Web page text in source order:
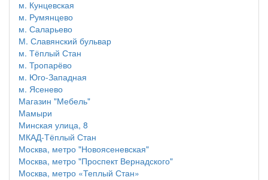
м. Кунцевская
м. Румянцево
м. Саларьево
М. Славянский бульвар
м. Тёплый Стан
м. Тропарёво
м. Юго-Западная
м. Ясенево
Магазин "Мебель"
Мамыри
Минская улица, 8
МКАД-Тёплый Стан
Москва, метро "Новоясеневская"
Москва, метро "Проспект Вернадского"
Москва, метро «Теплый Стан»